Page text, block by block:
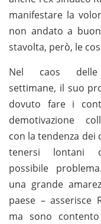
manifestare la
non andato a
stavolta, però, le
Nel caos
settimane, il suo
dovuto fare i
demotivazione
con la tendenza dei
tenersi lontani
possibile
una grande
paese – asserisce
ma sono